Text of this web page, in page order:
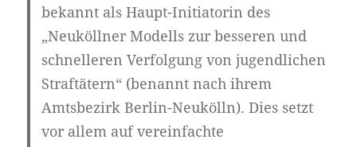
bekannt als Haupt-Initiatorin des
„Neuköllner Modells zur besseren und
schnelleren Verfolgung von jugendlichen
Straftätern“ (benannt nach ihrem
Amtsbezirk Berlin-Neukölln). Dies setzt
vor allem auf vereinfachte